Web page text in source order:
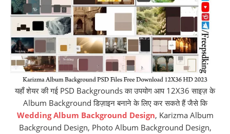
यहाँ शेयर की गई PSD Backgrounds का उपयोग आप 12X36 साइज़ के
Album Background डिज़ाइन बनाने के लिए कर सकते हैं जैसे कि
Wedding Album Background Design, Karizma Album
Background Design, Photo Album Background Design,